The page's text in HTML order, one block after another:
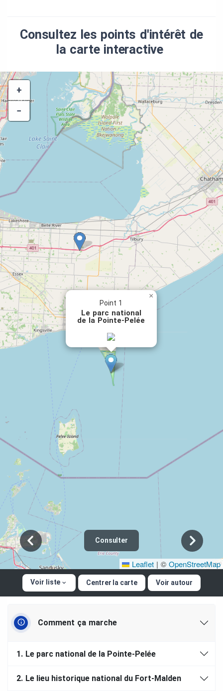
Consultez les points d'intérêt de
la carte interactive
Comment ça marche
1. Le parc national de la Pointe-Pelée
2. Le lieu historique national du Fort-Malden
+
−
Point 1
Le parc national
de la Pointe-Pelée
×
Leaflet | © OpenStreetMap
Consulter
Voir liste Centrer la carte Voir autour